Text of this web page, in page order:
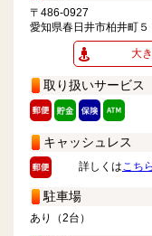
〒486-0927
愛知県春日井市柏井町５
大
取り扱いサービス
キャッシュレス
詳しくはこちら
駐車場
あり（2台）